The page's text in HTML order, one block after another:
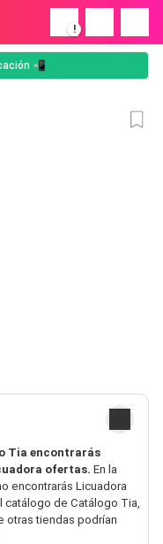
!
📲
Tia encontrarás
ofertas. En la
encontrarás Licuadora
catálogo de Catálogo Tia,
otras tiendas podrían